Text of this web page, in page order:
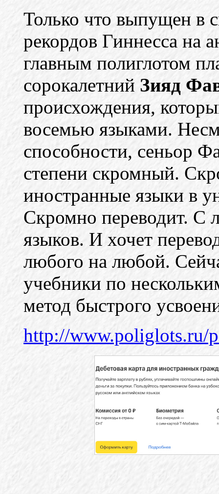
Только что выпущен в
рекордов Гиннесса на
главным полиглотом
сорокалетний Зияд
происхождения,
восемью языками.
способности, сеньор
степени скромный.
иностранные языки в
Скромно переводит. С
языков. И хочет
любого на любой.
учебники по
метод быстрого
http://www.poliglots.ru/